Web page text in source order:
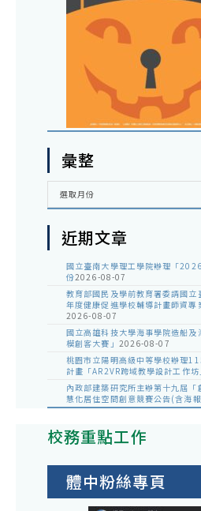
彙整
彙
選取月份
近期文章
國立臺南大學理工學院辦理「
份2026-08-07
教育部國民及學前教育署委請國
年度健康促進學校輔導計畫師資
2026-08-07
國立高雄科技大學海事學院造船
模創客大賽」 2026-08-07
桃園市立陽明高級中等學校辦理
計畫「AR2VR跨域教學設計工作坊
內政部建築研究所主辦第十九屆
慧化居住空間創意競賽公告(含海
校務重點工作
體中粉絲專頁